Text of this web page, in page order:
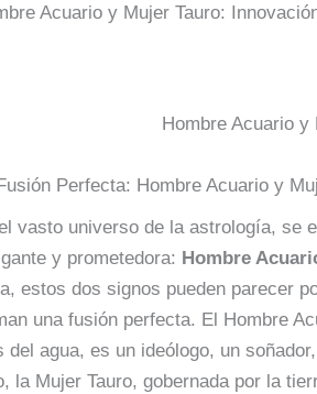
Acuario y Mujer Tauro:
Perfecta: Hombre Acuario y
vasto universo de la astrología, se
y prometedora: Hombre
estos dos signos pueden parecer
una fusión perfecta. El Hombre
del agua, es un ideólogo, un
la Mujer Tauro, gobernada por la